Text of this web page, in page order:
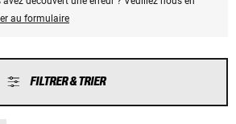
au formulaire
FILTRER & TRIER